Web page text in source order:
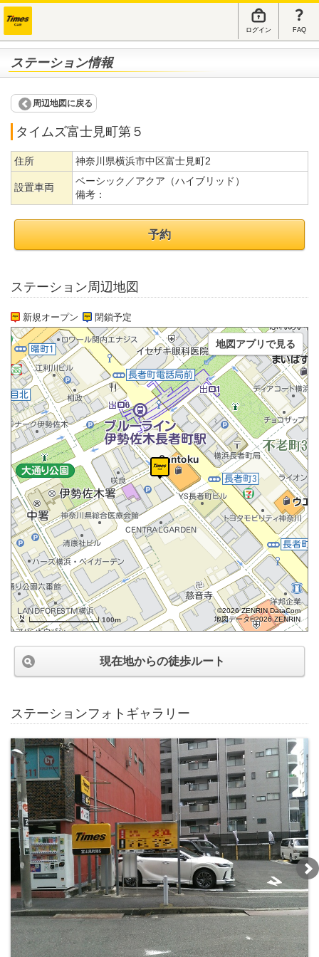
ログイン FAQ
ステーション情報
周辺地図に戻る
タイムズ富士見町第５
住所 神奈川県横浜市中区富士見町2
設置車両
ベーシック／アクア（ハイブリッド）
備考：
予約
ステーション周辺地図
新規オープン 閉鎖予定
100m
©2026 ZENRIN DataCom
地図データ©2026 ZENRIN
地図アプリで見る
現在地からの徒歩ルート
ステーションフォトギャラリー